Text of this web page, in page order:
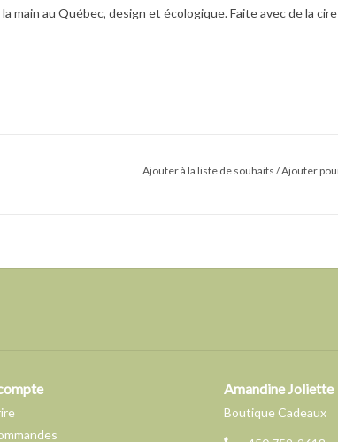
main au Québec, design et écologique. Faite avec de la
Ajouter à la liste de souhaits /Ajouter
Amandine Joliette
Boutique Cadeaux